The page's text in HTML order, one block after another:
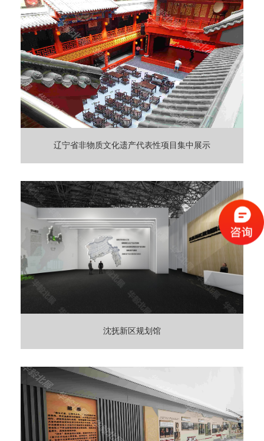
辽宁省非物质文化遗产代表性项目集中展示
沈抚新区规划馆